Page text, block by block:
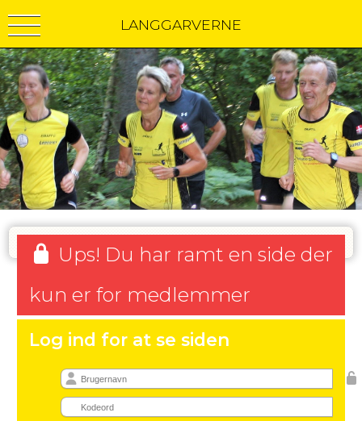
LANGGARVERNE
Ups! Du har ramt en side der
kun er for medlemmer
Log ind for at se siden